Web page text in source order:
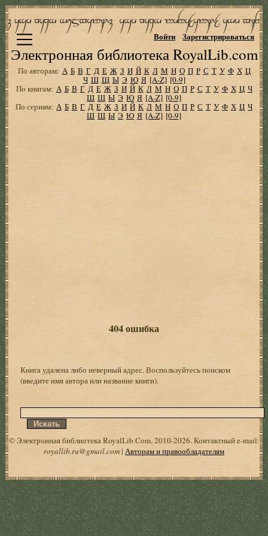
Электронная библиотека RoyalLib.com
Войти Зарегистрироваться
По авторам: А Б В Г Д Е Ж З И Й К Л М Н О П Р С Т У Ф Х Ц
Ч Ш Щ Ы Э Ю Я [A-Z] [0-9]
По книгам: А Б В Г Д Е Ж З И Й К Л М Н О П Р С Т У Ф Х Ц Ч
Ш Щ Ы Э Ю Я [A-Z] [0-9]
По сериям: А Б В Г Д Е Ж З И Й К Л М Н О П Р С Т У Ф Х Ц Ч
Ш Щ Ы Э Ю Я [A-Z] [0-9]
404 ошибка
Книга удалена либо неверный адрес. Воспользуйтесь поиском
(введите имя автора или название книги).
© Электронная библиотека RoyalLib.Com, 2010-2026. Контактный e-mail:
royallib.ru@gmail.com| Авторам и правообладателям